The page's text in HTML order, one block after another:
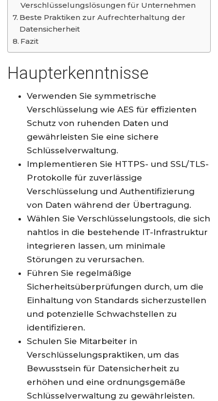
Verschlüsselungslösungen für Unternehmen
Beste Praktiken zur Aufrechterhaltung der
Datensicherheit
Fazit
Haupterkenntnisse
Verwenden Sie symmetrische
Verschlüsselung wie AES für effizienten
Schutz von ruhenden Daten und
gewährleisten Sie eine sichere
Schlüsselverwaltung.
Implementieren Sie HTTPS- und SSL/TLS-
Protokolle für zuverlässige
Verschlüsselung und Authentifizierung
von Daten während der Übertragung.
Wählen Sie Verschlüsselungstools, die sich
nahtlos in die bestehende IT-Infrastruktur
integrieren lassen, um minimale
Störungen zu verursachen.
Führen Sie regelmäßige
Sicherheitsüberprüfungen durch, um die
Einhaltung von Standards sicherzustellen
und potenzielle Schwachstellen zu
identifizieren.
Schulen Sie Mitarbeiter in
Verschlüsselungspraktiken, um das
Bewusstsein für Datensicherheit zu
erhöhen und eine ordnungsgemäße
Schlüsselverwaltung zu gewährleisten.